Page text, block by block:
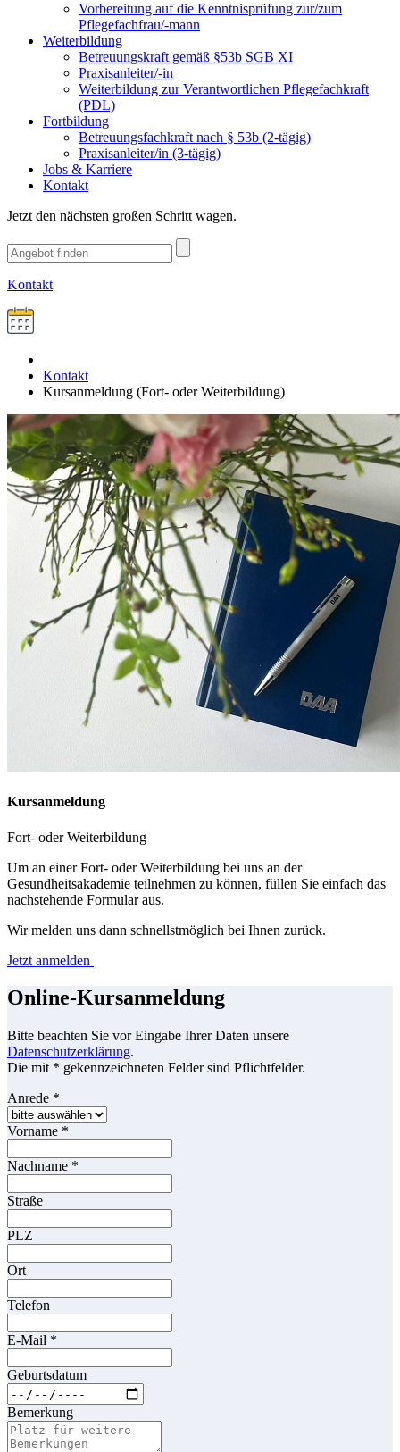
Vorbereitung auf die Kenntnisprüfung zur/zum
Pflegefachfrau/-mann
Weiterbildung
Betreuungskraft gemäß §53b SGB XI
Praxisanleiter/-in
Weiterbildung zur Verantwortlichen Pflegefachkraft
(PDL)
Fortbildung
Betreuungsfachkraft nach § 53b (2-tägig)
Praxisanleiter/in (3-tägig)
Jobs & Karriere
Kontakt
Jetzt den nächsten großen Schritt wagen.
Kontakt
Kontakt
Kursanmeldung (Fort- oder Weiterbildung)
Kursanmeldung
Fort- oder Weiterbildung
Um an einer Fort- oder Weiterbildung bei uns an der
Gesundheitsakademie teilnehmen zu können, füllen Sie einfach das
nachstehende Formular aus.
Wir melden uns dann schnellstmöglich bei Ihnen zurück.
Jetzt anmelden
Online-Kursanmeldung
Bitte beachten Sie vor Eingabe Ihrer Daten unsere
Datenschutzerklärung.
Die mit * gekennzeichneten Felder sind Pflichtfelder.
Anrede *
Vorname *
Nachname *
Straße
PLZ
Ort
Telefon
E-Mail *
Geburtsdatum
Bemerkung